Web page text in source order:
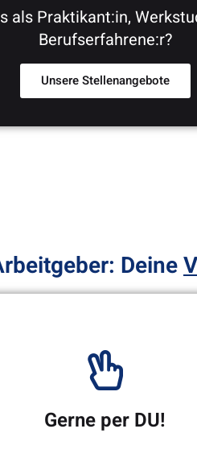
Praktikant:in,
Berufserfahrene:r?
Unsere Stellenangebote
Deine
Gerne per DU!